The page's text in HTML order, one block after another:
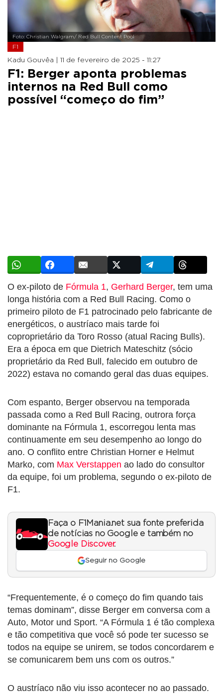
Foto: Christian Walgram/ Red Bull Content Pool
F1
Kadu Gouvêa | 11 de fevereiro de 2025 - 11:27
F1: Berger aponta problemas
internos na Red Bull como
possível “começo do fim”
O ex-piloto de Fórmula 1, Gerhard Berger, tem uma
longa história com a Red Bull Racing. Como o
primeiro piloto de F1 patrocinado pelo fabricante de
energéticos, o austríaco mais tarde foi
coproprietário da Toro Rosso (atual Racing Bulls).
Era a época em que Dietrich Mateschitz (sócio
proprietário da Red Bull, falecido em outubro de
2022) estava no comando geral das duas equipes.
Com espanto, Berger observou na temporada
passada como a Red Bull Racing, outrora força
dominante na Fórmula 1, escorregou lenta mas
continuamente em seu desempenho ao longo do
ano. O conflito entre Christian Horner e Helmut
Marko, com Max Verstappen ao lado do consultor
da equipe, foi um problema, segundo o ex-piloto de
F1.
Faça o F1Mania.net sua fonte preferida
de notícias no Google e também no
Google Discover.
Seguir no Google
“Frequentemente, é o começo do fim quando tais
temas dominam”, disse Berger em conversa com a
Auto, Motor und Sport. “A Fórmula 1 é tão complexa
e tão competitiva que você só pode ter sucesso se
todos na equipe se unirem, se todos concordarem e
se comunicarem bem uns com os outros.”
O austríaco não viu isso acontecer no ao passado.